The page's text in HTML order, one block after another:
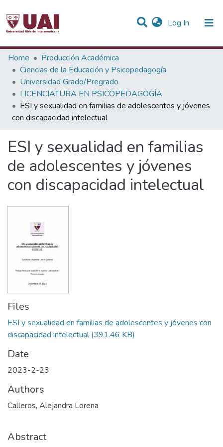
Log In (current)
Statistics
Communities & Collections
All of DSpace
Home
Producción Académica
Ciencias de la Educación y Psicopedagogía
Universidad Grado/Pregrado
LICENCIATURA EN PSICOPEDAGOGÍA
ESI y sexualidad en familias de adolescentes y jóvenes
con discapacidad intelectual
ESI y sexualidad en familias
de adolescentes y jóvenes
con discapacidad intelectual
Files
ESI y sexualidad en familias de adolescentes y jóvenes con
discapacidad intelectual (391.46 KB)
Date
2023-2-23
Authors
Calleros, Alejandra Lorena
Abstract